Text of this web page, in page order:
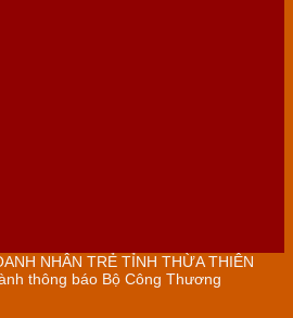
NHÂN TRẺ TỈNH THỪA THIÊN
thông báo Bộ Công Thương